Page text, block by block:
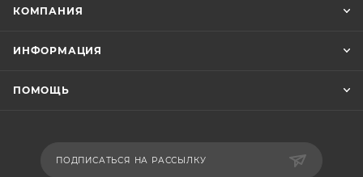
КОМПАНИЯ
ИНФОРМАЦИЯ
ПОМОЩЬ
ПОДПИСАТЬСЯ НА РАССЫЛКУ